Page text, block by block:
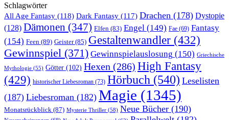
Schlagwörter
All Age Fantasy (118) Dark Fantasy (117) Drachen (178) Dystopie
(128) Dämonen (347) Elfen (83) Engel (149) Fae (69) Fantasy
(154) Feen (89) Geister(85) Gestaltenwandler (432)
Gewinnspiel (371) Gewinnspielauslosung (150) Griechische
Mythologie (55) Götter (102) Hexen (286) High Fantasy
(429) historischer Liebesroman (73) Hörbuch (540) Leselisten
(187) Liebesroman (182) Magie (1345)
Monatsrückblick (87) Mysterie Thriller (58) Neue Bücher (190)